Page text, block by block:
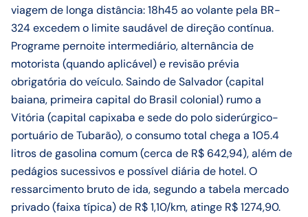
viagem de longa distância: 18h45 ao volante pela BR-
324 excedem o limite saudável de direção contínua.
Programe pernoite intermediário, alternância de
motorista (quando aplicável) e revisão prévia
obrigatória do veículo. Saindo de Salvador (capital
baiana, primeira capital do Brasil colonial) rumo a
Vitória (capital capixaba e sede do polo siderúrgico-
portuário de Tubarão), o consumo total chega a 105.4
litros de gasolina comum (cerca de R$ 642,94), além de
pedágios sucessivos e possível diária de hotel. O
ressarcimento bruto de ida, segundo a tabela mercado
privado (faixa típica) de R$ 1,10/km, atinge R$ 1274,90.